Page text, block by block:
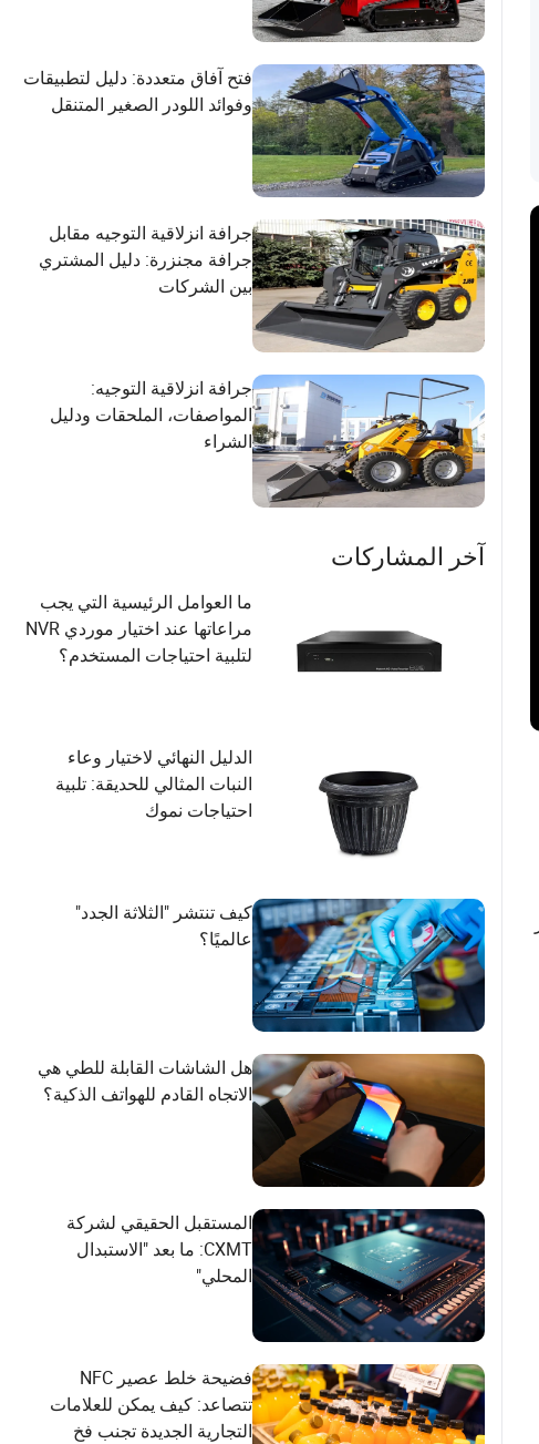
فتح آفاق متعددة: دليل لتطبيقات
وفوائد اللودر الصغير المتنقل
جرافة انزلاقية التوجيه مقابل
جرافة مجنزرة: دليل المشتري
بين الشركات
جرافة انزلاقية التوجيه:
المواصفات، الملحقات ودليل
الشراء
آخر المشاركات
ما العوامل الرئيسية التي يجب
مراعاتها عند اختيار موردي NVR
لتلبية احتياجات المستخدم؟
الدليل النهائي لاختيار وعاء
النبات المثالي للحديقة: تلبية
احتياجات نموك
كيف تنتشر "الثلاثة الجدد"
عالميًا؟
هل الشاشات القابلة للطي هي
الاتجاه القادم للهواتف الذكية؟
المستقبل الحقيقي لشركة
CXMT: ما بعد "الاستبدال
المحلي"
فضيحة خلط عصير NFC
تتصاعد: كيف يمكن للعلامات
التجارية الجديدة تجنب فخ